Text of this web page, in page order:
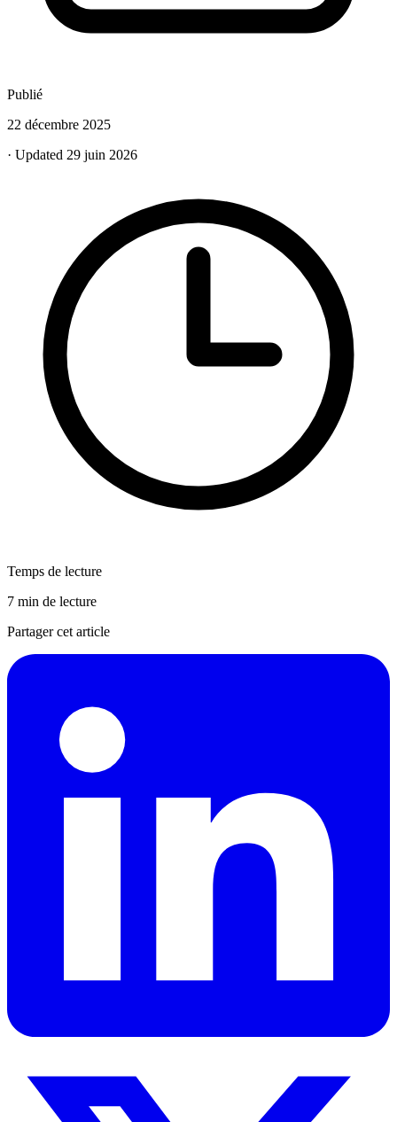
Publié
22 décembre 2025
· Updated 29 juin 2026
Temps de lecture
7 min de lecture
Partager cet article